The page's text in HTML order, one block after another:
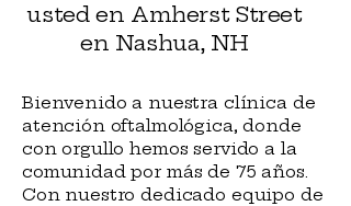
usted en Amherst Street
en Nashua, NH
Bienvenido a nuestra clínica de
atención oftalmológica, donde
con orgullo hemos servido a la
comunidad por más de 75 años.
Con nuestro dedicado equipo de